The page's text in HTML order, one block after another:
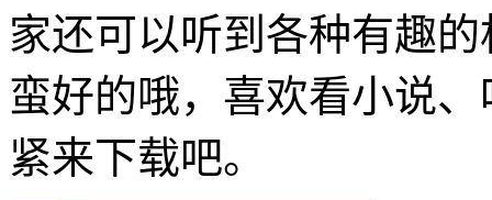
家还可以听到各种有趣
蛮好的哦，喜欢看小说
紧来下载吧。